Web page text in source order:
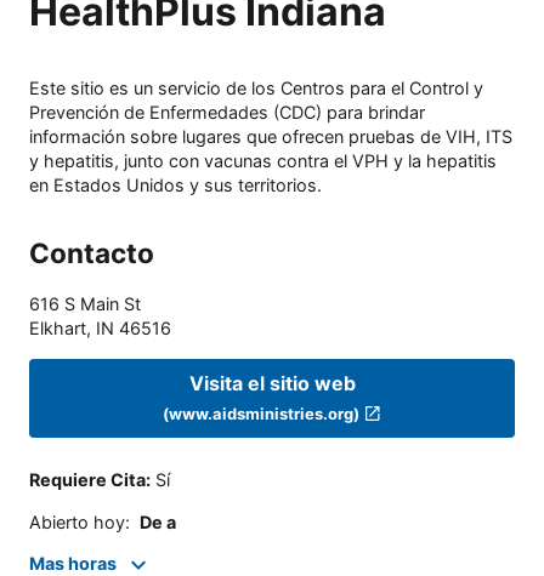
HealthPlus Indiana
Este sitio es un servicio de los Centros para el Control y
Prevención de Enfermedades (CDC) para brindar
información sobre lugares que ofrecen pruebas de VIH, ITS
y hepatitis, junto con vacunas contra el VPH y la hepatitis
en Estados Unidos y sus territorios.
Contacto
616 S Main St
Elkhart, IN 46516
Visita el sitio web
(www.aidsministries.org)
Requiere Cita: Sí
Abierto hoy: De a
Mas horas